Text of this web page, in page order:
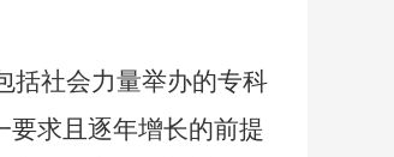
括社会力量举办的专科
要求且逐年增长的前提